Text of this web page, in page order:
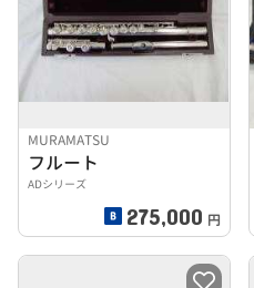
MURAMATSU
フルート
ADシリーズ
275,000 円